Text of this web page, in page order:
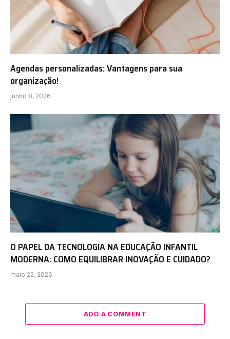
Agendas personalizadas: Vantagens para sua
organização!
junho 8, 2026
O PAPEL DA TECNOLOGIA NA EDUCAÇÃO INFANTIL
MODERNA: COMO EQUILIBRAR INOVAÇÃO E CUIDADO?
maio 22, 2026
ADD A COMMENT